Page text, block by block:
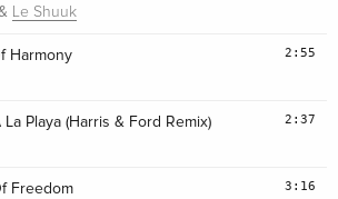
Le Shuuk
Harmony 2:55
La Playa (Harris & Ford Remix) 2:37
Freedom 3:16